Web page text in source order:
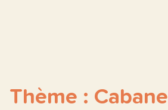
Thème : Cabane